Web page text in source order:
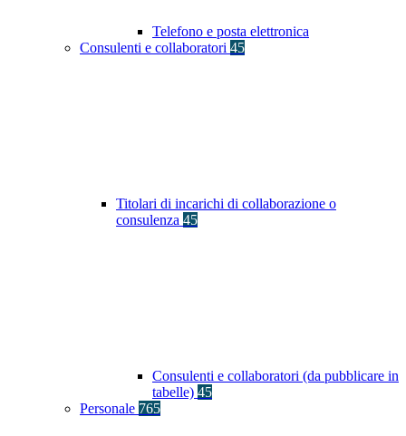
Telefono e posta elettronica
Consulenti e collaboratori 45
Titolari di incarichi di collaborazione o
consulenza 45
Consulenti e collaboratori (da pubblicare in
tabelle) 45
Personale 765